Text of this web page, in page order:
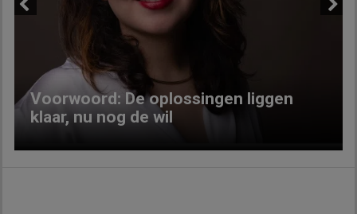
Voorwoord: De oplossingen liggen
klaar, nu nog de wil